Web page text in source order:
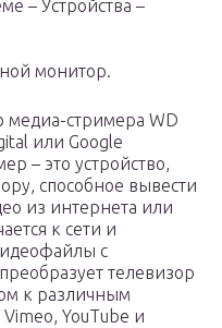
– Устройства –
монитор.
стримера WD
или Google
– это устройство,
способное вывести
из интернета или
к сети и
с
телевизор
к различным
YouTube и